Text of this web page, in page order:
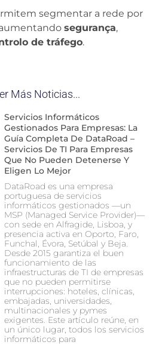
segmentar a rede por
segurança,
de tráfego.
Más Noticias...
Servicios Informáticos
Gestionados Para Empresas: La
Guía Completa De DataRoad –
Servicios De TI Para Empresas
Que No Pueden Detenerse Y
Eligen Lo Mejor
DataRoad es una empresa
portuguesa de servicios
informáticos gestionados —un
MSP (Managed Service Provider)—
con sede en Alfragide, Lisboa, y
presencia activa en Oporto, Faro,
Funchal, Évora, Setúbal y Beja.
Desde 2015 garantiza el buen
funcionamiento de las
infraestructuras de TI de empresas
que no pueden permitirse
interrupciones: hoteles, clínicas,
embajadas, universidades,
multinacionales y pymes
exigentes. Este artículo reúne, en
un único lugar, todos los servicios
informáticos para